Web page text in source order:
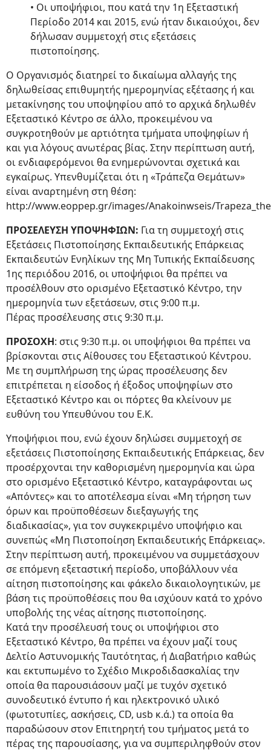
• Οι υποψήφιοι, που κατά την 1η Εξεταστική
Περίοδο 2014 και 2015, ενώ ήταν δικαιούχοι, δεν
δήλωσαν συμμετοχή στις εξετάσεις
πιστοποίησης.
Ο Οργανισμός διατηρεί το δικαίωμα αλλαγής της
δηλωθείσας επιθυμητής ημερομηνίας εξέτασης ή και
μετακίνησης του υποψηφίου από το αρχικά δηλωθέν
Εξεταστικό Κέντρο σε άλλο, προκειμένου να
συγκροτηθούν με αρτιότητα τμήματα υποψηφίων ή
και για λόγους ανωτέρας βίας. Στην περίπτωση αυτή,
οι ενδιαφερόμενοι θα ενημερώνονται σχετικά και
εγκαίρως. Υπενθυμίζεται ότι η «Τράπεζα Θεμάτων»
είναι αναρτημένη στη θέση:
http://www.eoppep.gr/images/Anakoinwseis/
ΠΡΟΣΕΛΕΥΣΗ ΥΠΟΨΗΦΙΩΝ: Για τη συμμετοχή στις
Εξετάσεις Πιστοποίησης Εκπαιδευτικής Επάρκειας
Εκπαιδευτών Ενηλίκων της Μη Τυπικής Εκπαίδευσης
1ης περιόδου 2016, οι υποψήφιοι θα πρέπει να
προσέλθουν στο ορισμένο Εξεταστικό Κέντρο, την
ημερομηνία των εξετάσεων, στις 9:00 π.μ.
Πέρας προσέλευσης στις 9:30 π.μ.
ΠΡΟΣΟΧΗ: στις 9:30 π.μ. οι υποψήφιοι θα πρέπει να
βρίσκονται στις Αίθουσες του Εξεταστικού Κέντρου.
Με τη συμπλήρωση της ώρας προσέλευσης δεν
επιτρέπεται η είσοδος ή έξοδος υποψηφίων στο
Εξεταστικό Κέντρο και οι πόρτες θα κλείνουν με
ευθύνη του Υπευθύνου του Ε.Κ.
Υποψήφιοι που, ενώ έχουν δηλώσει συμμετοχή σε
εξετάσεις Πιστοποίησης Εκπαιδευτικής Επάρκειας, δεν
προσέρχονται την καθορισμένη ημερομηνία και ώρα
στο ορισμένο Εξεταστικό Κέντρο, καταγράφονται ως
«Απόντες» και το αποτέλεσμα είναι «Μη τήρηση των
όρων και προϋποθέσεων διεξαγωγής της
διαδικασίας», για τον συγκεκριμένο υποψήφιο και
συνεπώς «Μη Πιστοποίηση Εκπαιδευτικής Επάρκειας».
Στην περίπτωση αυτή, προκειμένου να συμμετάσχουν
σε επόμενη εξεταστική περίοδο, υποβάλλουν νέα
αίτηση πιστοποίησης και φάκελο δικαιολογητικών, με
βάση τις προϋποθέσεις που θα ισχύουν κατά το χρόνο
υποβολής της νέας αίτησης πιστοποίησης.
Κατά την προσέλευσή τους οι υποψήφιοι στο
Εξεταστικό Κέντρο, θα πρέπει να έχουν μαζί τους
Δελτίο Αστυνομικής Ταυτότητας, ή Διαβατήριο καθώς
και εκτυπωμένο το Σχέδιο Μικροδιδασκαλίας την
οποία θα παρουσιάσουν μαζί με τυχόν σχετικό
συνοδευτικό έντυπο ή και ηλεκτρονικό υλικό
(φωτοτυπίες, ασκήσεις, CD, usb κ.ά.) τα οποία θα
παραδώσουν στον Επιτηρητή του τμήματος μετά το
πέρας της παρουσίασης, για να συμπεριληφθούν στον